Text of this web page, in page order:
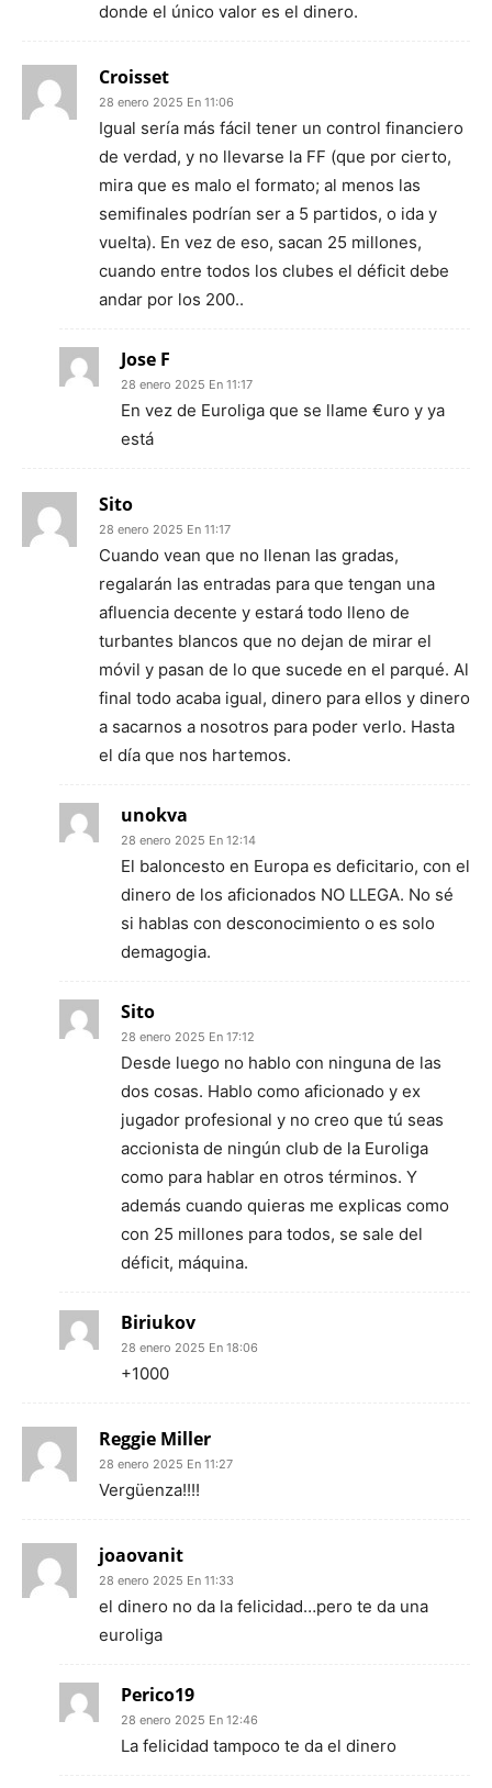
donde el único valor es el dinero.
Croisset
28 enero 2025 En 11:06
Igual sería más fácil tener un control financiero
de verdad, y no llevarse la FF (que por cierto,
mira que es malo el formato; al menos las
semifinales podrían ser a 5 partidos, o ida y
vuelta). En vez de eso, sacan 25 millones,
cuando entre todos los clubes el déficit debe
andar por los 200..
Jose F
28 enero 2025 En 11:17
En vez de Euroliga que se llame €uro y ya
está
Sito
28 enero 2025 En 11:17
Cuando vean que no llenan las gradas,
regalarán las entradas para que tengan una
afluencia decente y estará todo lleno de
turbantes blancos que no dejan de mirar el
móvil y pasan de lo que sucede en el parqué. Al
final todo acaba igual, dinero para ellos y dinero
a sacarnos a nosotros para poder verlo. Hasta
el día que nos hartemos.
unokva
28 enero 2025 En 12:14
El baloncesto en Europa es deficitario, con el
dinero de los aficionados NO LLEGA. No sé
si hablas con desconocimiento o es solo
demagogia.
Sito
28 enero 2025 En 17:12
Desde luego no hablo con ninguna de las
dos cosas. Hablo como aficionado y ex
jugador profesional y no creo que tú seas
accionista de ningún club de la Euroliga
como para hablar en otros términos. Y
además cuando quieras me explicas como
con 25 millones para todos, se sale del
déficit, máquina.
Biriukov
28 enero 2025 En 18:06
+1000
Reggie Miller
28 enero 2025 En 11:27
Vergüenza!!!!
joaovanit
28 enero 2025 En 11:33
el dinero no da la felicidad…pero te da una
euroliga
Perico19
28 enero 2025 En 12:46
La felicidad tampoco te da el dinero